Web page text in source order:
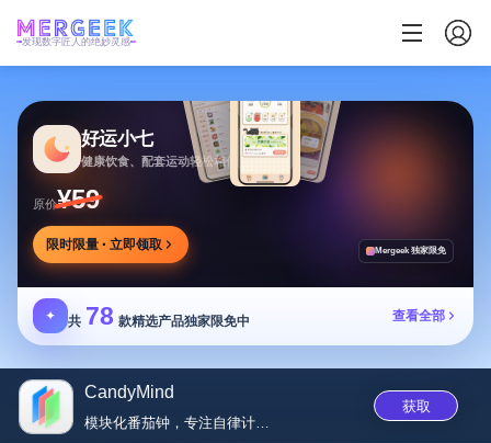
发现数字匠人的绝妙灵感
好运小七
健康饮食、配套运动轻松相伴
原价¥59
限时限量 · 立即领取 Mergeek 独家限免
✦ 共 78 款精选产品独家限免中 查看全部
CandyMind
模块化番茄钟，专注自律计时器
获取